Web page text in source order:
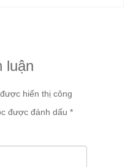
luận
hiển thị công
được đánh dấu *